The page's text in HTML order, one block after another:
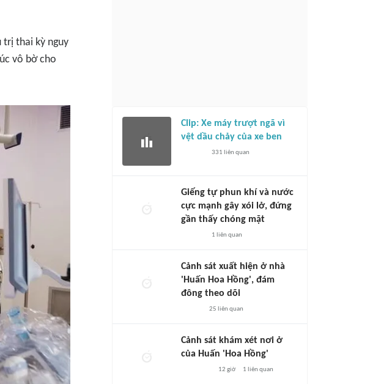
trị thai kỳ nguy
vô bờ cho
Clip: Xe máy trượt ngã vì
vệt dầu chảy của xe ben
331 liên quan
Giếng tự phun khí và nước
cực mạnh gây xói lở, đứng
gần thấy chóng mặt
1 liên quan
Cảnh sát xuất hiện ở nhà
'Huấn Hoa Hồng', đám
đông theo dõi
25 liên quan
Cảnh sát khám xét nơi ở
của Huấn 'Hoa Hồng'
12 giờ 1 liên quan